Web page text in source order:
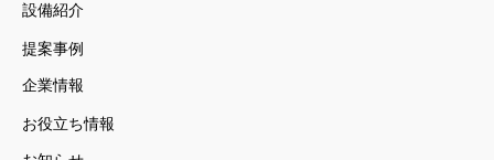
設備紹介
提案事例
企業情報
お役立ち情報